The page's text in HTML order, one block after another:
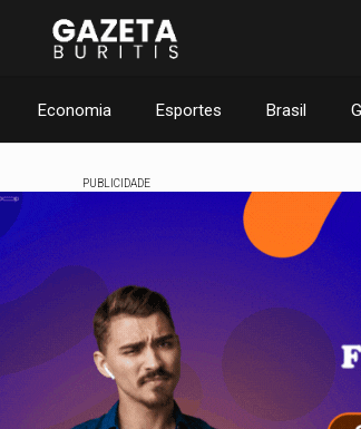
Economia Esportes Brasil
PUBLICIDADE